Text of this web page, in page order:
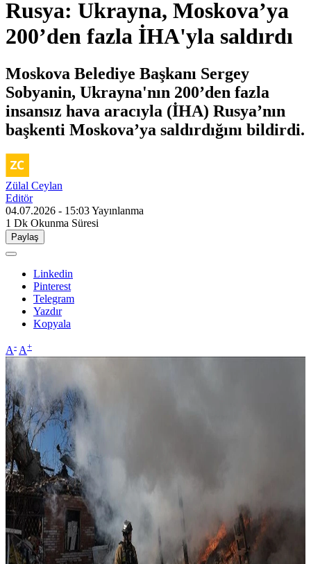
Rusya: Ukrayna, Moskova’ya
200’den fazla İHA'yla saldırdı
Moskova Belediye Başkanı Sergey
Sobyanin, Ukrayna'nın 200’den fazla
insansız hava aracıyla (İHA) Rusya’nın
başkenti Moskova’ya saldırdığını bildirdi.
Zülal Ceylan
Editör
04.07.2026 - 15:03Yayınlanma
1 Dk Okunma Süresi
Paylaş
Linkedin
Pinterest
Telegram
Yazdır
Kopyala
A- A+